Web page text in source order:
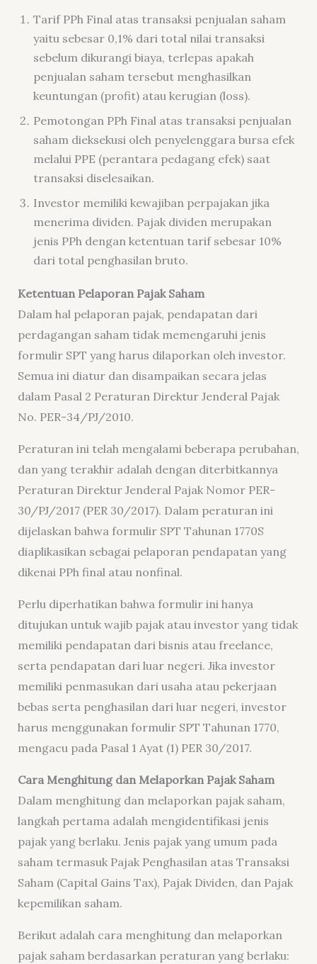
Tarif PPh Final atas transaksi penjualan saham
yaitu sebesar 0,1% dari total nilai transaksi
sebelum dikurangi biaya, terlepas apakah
penjualan saham tersebut menghasilkan
keuntungan (profit) atau kerugian (loss).
Pemotongan PPh Final atas transaksi penjualan
saham dieksekusi oleh penyelenggara bursa efek
melalui PPE (perantara pedagang efek) saat
transaksi diselesaikan.
Investor memiliki kewajiban perpajakan jika
menerima dividen. Pajak dividen merupakan
jenis PPh dengan ketentuan tarif sebesar 10%
dari total penghasilan bruto.
Ketentuan Pelaporan Pajak Saham
Dalam hal pelaporan pajak, pendapatan dari
perdagangan saham tidak memengaruhi jenis
formulir SPT yang harus dilaporkan oleh investor.
Semua ini diatur dan disampaikan secara jelas
dalam Pasal 2 Peraturan Direktur Jenderal Pajak
No. PER-34/PJ/2010.
Peraturan ini telah mengalami beberapa perubahan,
dan yang terakhir adalah dengan diterbitkannya
Peraturan Direktur Jenderal Pajak Nomor PER-
30/PJ/2017 (PER 30/2017). Dalam peraturan ini
dijelaskan bahwa formulir SPT Tahunan 1770S
diaplikasikan sebagai pelaporan pendapatan yang
dikenai PPh final atau nonfinal.
Perlu diperhatikan bahwa formulir ini hanya
ditujukan untuk wajib pajak atau investor yang tidak
memiliki pendapatan dari bisnis atau freelance,
serta pendapatan dari luar negeri. Jika investor
memiliki penmasukan dari usaha atau pekerjaan
bebas serta penghasilan dari luar negeri, investor
harus menggunakan formulir SPT Tahunan 1770,
mengacu pada Pasal 1 Ayat (1) PER 30/2017.
Cara Menghitung dan Melaporkan Pajak Saham
Dalam menghitung dan melaporkan pajak saham,
langkah pertama adalah mengidentifikasi jenis
pajak yang berlaku. Jenis pajak yang umum pada
saham termasuk Pajak Penghasilan atas Transaksi
Saham (Capital Gains Tax), Pajak Dividen, dan Pajak
kepemilikan saham.
Berikut adalah cara menghitung dan melaporkan
pajak saham berdasarkan peraturan yang berlaku: